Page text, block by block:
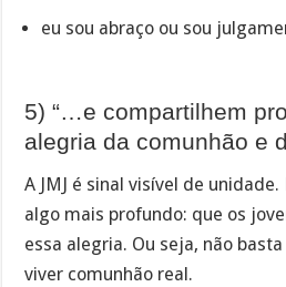
eu sou abraço ou sou
5) “…e compartilhem
alegria da comunhão e
A JMJ é sinal visível de
algo mais profundo: que os
essa alegria. Ou seja, não
viver comunhão real.